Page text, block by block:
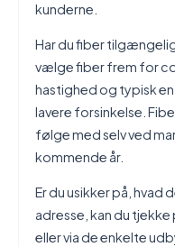
kunderne.
Har du fiber
vælge fiber frem for
hastighed og typisk
lavere forsinkelse.
følge med selv ved
kommende år.
Er du usikker på,
adresse, kan du
eller via de enkelte